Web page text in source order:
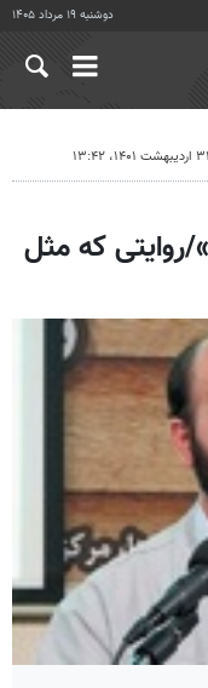
دوشنبه ۱۹ مرداد ۱۴۰۵
۳۱ اردیبهشت ۱۴۰۱، ۱۳:۴۲
روایتی که مثل